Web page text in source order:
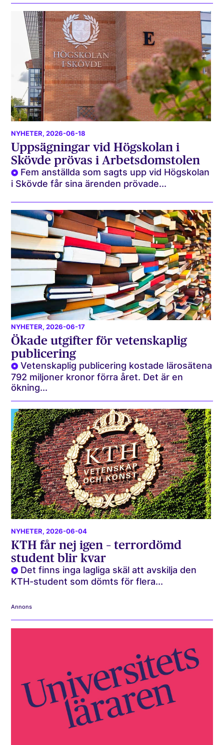
NYHETER, 2026-06-18
Uppsägningar vid Högskolan i
Skövde prövas i Arbetsdomstolen
Fem anställda som sagts upp vid Högskolan
i Skövde får sina ärenden prövade...
NYHETER, 2026-06-17
Ökade utgifter för vetenskaplig
publicering
Vetenskaplig publicering kostade lärosätena
792 miljoner kronor förra året. Det är en
ökning...
NYHETER, 2026-06-04
KTH får nej igen – terrordömd
student blir kvar
Det finns inga lagliga skäl att avskilja den
KTH-student som dömts för flera...
Annons